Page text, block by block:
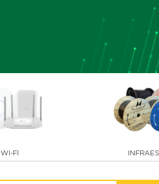
WI-FI